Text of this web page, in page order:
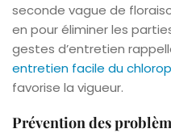
seconde vague de
en pour éliminer les
gestes d’entretien
entretien facile du
favorise la vigueur.
Prévention des